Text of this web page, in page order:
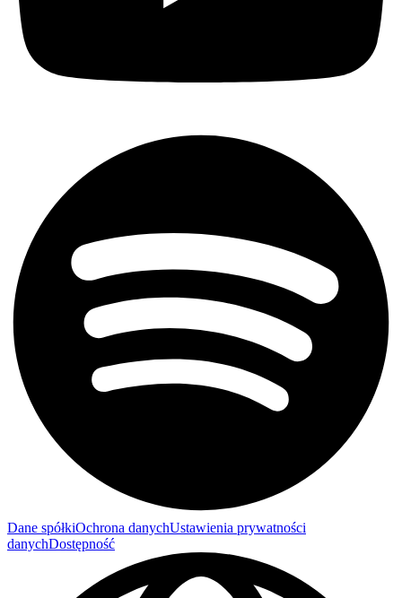
Dane spółkiOchrona danychUstawienia prywatności
danychDostępność